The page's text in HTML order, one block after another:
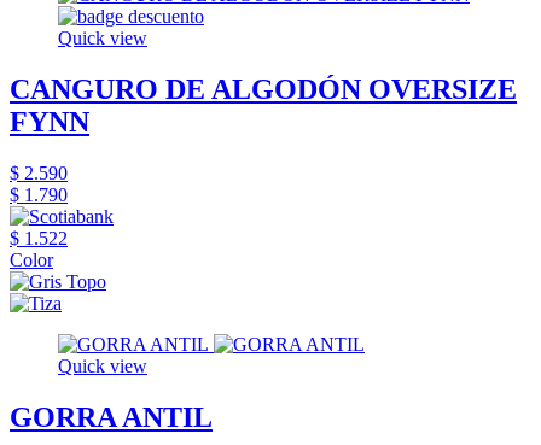
Quick view
CANGURO DE ALGODÓN OVERSIZE
FYNN
$ 2.590
$ 1.790
$ 1.522
Color
Quick view
GORRA ANTIL